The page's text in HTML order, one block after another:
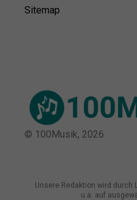
Sitemap
© 100Musik, 2026
Unsere Redaktion wird durch
u.a. auf